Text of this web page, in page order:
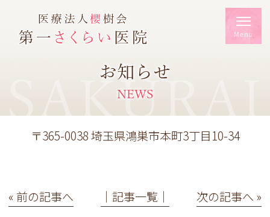
お知らせ
NEWS
SAKURAI
〒365-0038 埼玉県鴻巣市本町3丁目10-34
« 前の記事へ │記事一覧│ 次の記事へ »